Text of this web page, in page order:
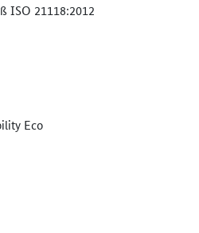
ISO 21118:2012
Eco